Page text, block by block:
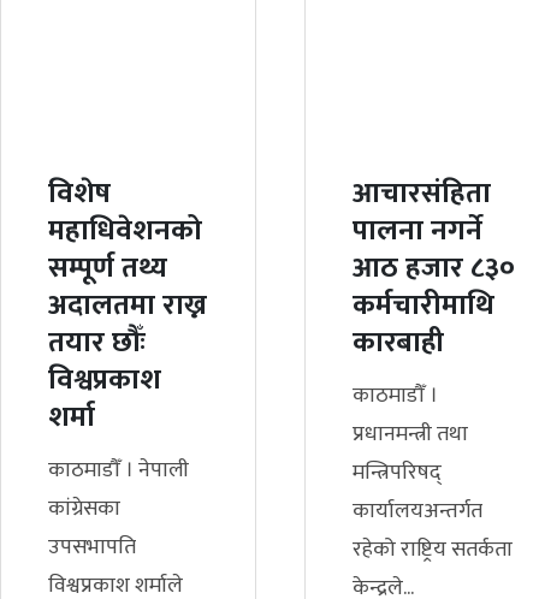
विशेष
महाधिवेशनको
सम्पूर्ण तथ्य
अदालतमा राख्न
तयार छौँः
विश्वप्रकाश
शर्मा
काठमाडौँ । नेपाली
कांग्रेसका
उपसभापति
विश्वप्रकाश शर्माले
आचारसंहिता
पालना नगर्ने
आठ हजार ८३०
कर्मचारीमाथि
कारबाही
काठमाडौँ ।
प्रधानमन्त्री तथा
मन्त्रिपरिषद्
कार्यालयअन्तर्गत
रहेको राष्ट्रिय सतर्कता
केन्द्रले...